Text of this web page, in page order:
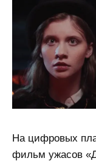
На цифровых
фильм ужасов